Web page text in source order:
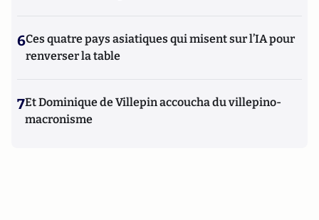
6Ces quatre pays asiatiques qui misent sur l’IA pour
renverser la table
7Et Dominique de Villepin accoucha du villepino-
macronisme